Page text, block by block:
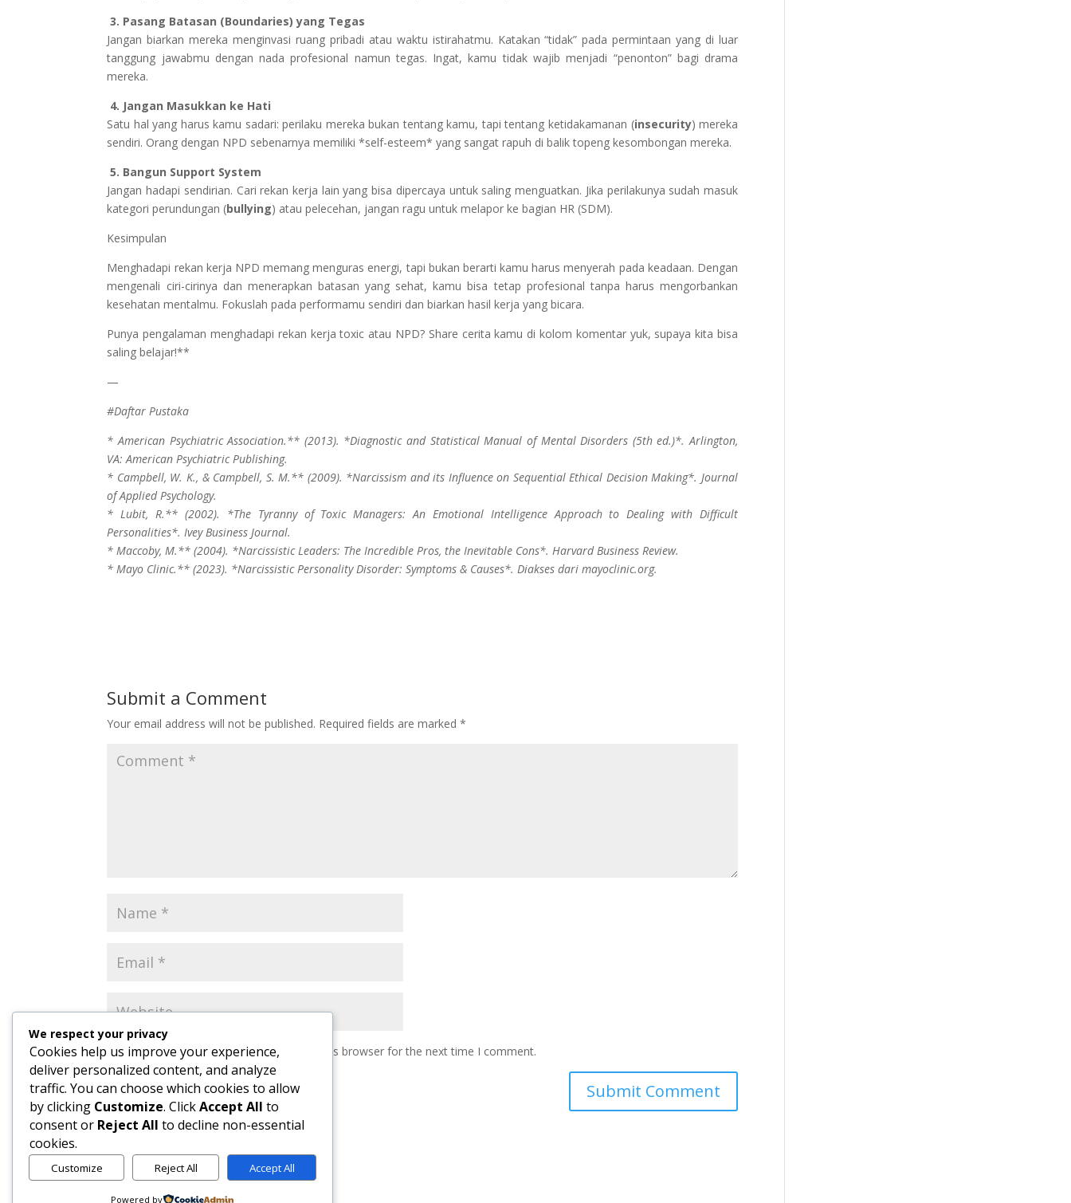
3. Pasang Batasan (Boundaries) yang Tegas
Jangan biarkan mereka menginvasi ruang pribadi atau waktu istirahatmu. Katakan “tidak” pada permintaan yang di luar
tanggung jawabmu dengan nada profesional namun tegas. Ingat, kamu tidak wajib menjadi “penonton” bagi drama
mereka.
4. Jangan Masukkan ke Hati
Satu hal yang harus kamu sadari: perilaku mereka bukan tentang kamu, tapi tentang ketidakamanan (insecurity) mereka
sendiri. Orang dengan NPD sebenarnya memiliki *self-esteem* yang sangat rapuh di balik topeng kesombongan mereka.
5. Bangun Support System
Jangan hadapi sendirian. Cari rekan kerja lain yang bisa dipercaya untuk saling menguatkan. Jika perilakunya sudah masuk
kategori perundungan (bullying) atau pelecehan, jangan ragu untuk melapor ke bagian HR (SDM).
Kesimpulan
Menghadapi rekan kerja NPD memang menguras energi, tapi bukan berarti kamu harus menyerah pada keadaan. Dengan
mengenali ciri-cirinya dan menerapkan batasan yang sehat, kamu bisa tetap profesional tanpa harus mengorbankan
kesehatan mentalmu. Fokuslah pada performamu sendiri dan biarkan hasil kerja yang bicara.
Punya pengalaman menghadapi rekan kerja toxic atau NPD? Share cerita kamu di kolom komentar yuk, supaya kita bisa
saling belajar!**
—
#Daftar Pustaka
* American Psychiatric Association.** (2013). *Diagnostic and Statistical Manual of Mental Disorders (5th ed.)*. Arlington,
VA: American Psychiatric Publishing.
* Campbell, W. K., & Campbell, S. M.** (2009). *Narcissism and its Influence on Sequential Ethical Decision Making*. Journal
of Applied Psychology.
* Lubit, R.** (2002). *The Tyranny of Toxic Managers: An Emotional Intelligence Approach to Dealing with Difficult
Personalities*. Ivey Business Journal.
* Maccoby, M.** (2004). *Narcissistic Leaders: The Incredible Pros, the Inevitable Cons*. Harvard Business Review.
* Mayo Clinic.** (2023). *Narcissistic Personality Disorder: Symptoms & Causes*. Diakses dari mayoclinic.org.
Submit a Comment
Your email address will not be published. Required fields are marked*
Save my name, email, and website in this browser for the next time I comment.
We respect your privacy
Cookies help us improve your experience,
deliver personalized content, and analyze
traffic. You can choose which cookies to allow
by clicking Customize. ClickAccept All to
consent or Reject All to decline non-essential
cookies.
Customize Reject All Accept All
Powered by